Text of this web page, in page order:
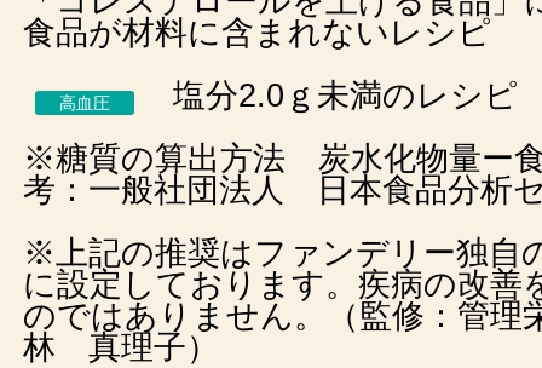
食品が材料に含まれないレシピ
高血圧
塩分2.0ｇ未満のレシピ
※糖質の算出方法 炭水化物量ー
考：一般社団法人 日本食品分析
※上記の推奨はファンデリー独自
に設定しております。疾病の改善
のではありません。（監修：管
林 真理子）